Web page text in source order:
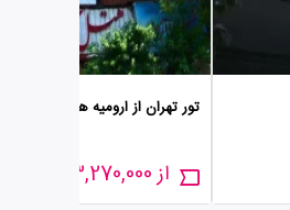
تور تهران از ارومیه هتل آزادی
از 23,270,000 تومان